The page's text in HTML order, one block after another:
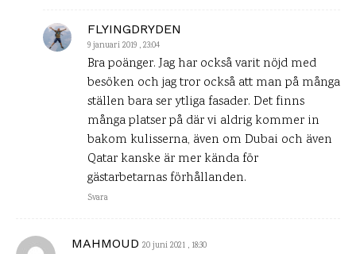
FLYINGDRYDEN
9 januari 2019 , 23:04
Bra poänger. Jag har också varit nöjd med
besöken och jag tror också att man på många
ställen bara ser ytliga fasader. Det finns
många platser på där vi aldrig kommer in
bakom kulisserna, även om Dubai och även
Qatar kanske är mer kända för
gästarbetarnas förhållanden.
Svara
MAHMOUD 20 juni 2021 , 18:30